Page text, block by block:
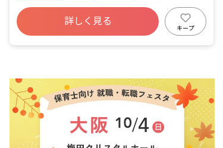
残業少なめ
詳しく見る
キープ